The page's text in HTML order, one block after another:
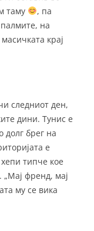
таму
, па
на
крај
следниот ден,
дини. Тунис е
долг брег на
е
типче кое
„Мај френд, мај
му се вика